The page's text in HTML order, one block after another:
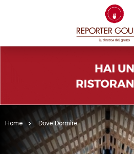
Home > Dove Dormire